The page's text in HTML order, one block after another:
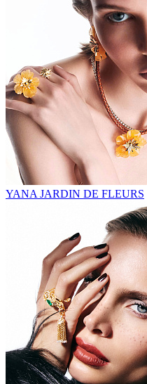
YANA JARDIN DE FLEURS